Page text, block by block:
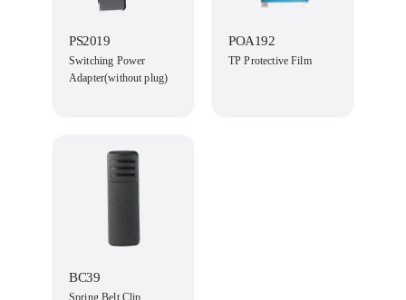
PS2019
Switching Power
Adapter(without plug)
POA192
TP Protective Film
BC39